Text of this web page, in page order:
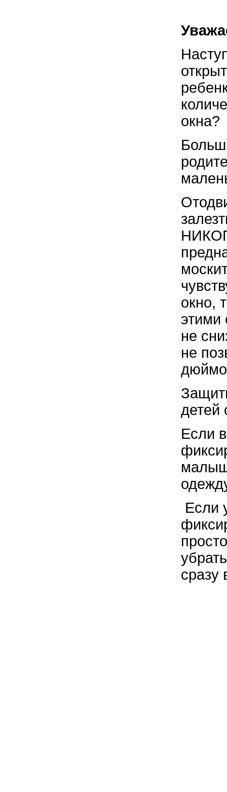
окна?
окно,
этими
не
не
детей
Если
Если
сразу